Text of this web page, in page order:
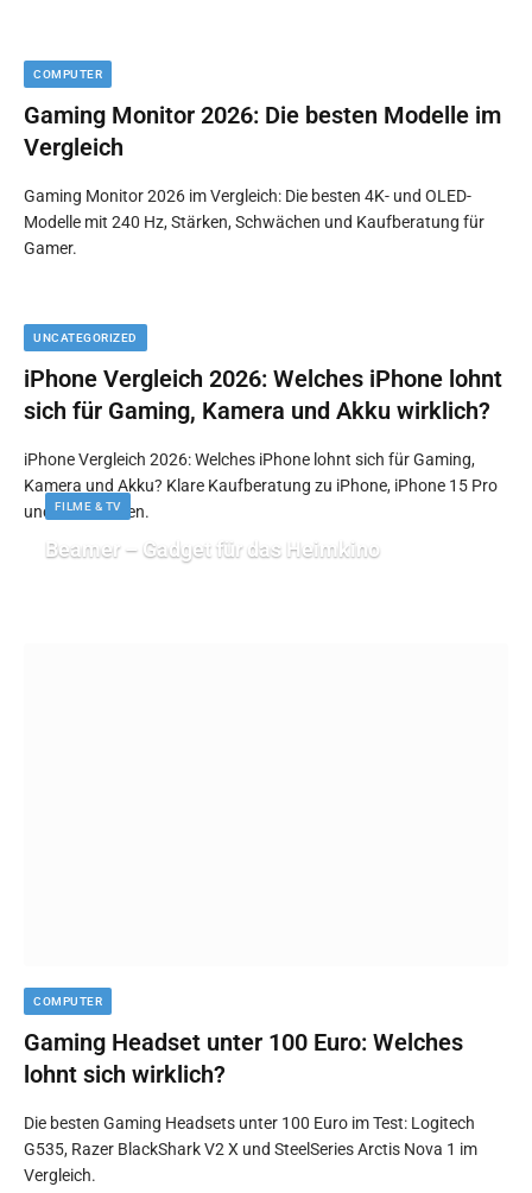
COMPUTER
Gaming Monitor 2026: Die besten Modelle im
Vergleich
Gaming Monitor 2026 im Vergleich: Die besten 4K- und OLED-
Modelle mit 240 Hz, Stärken, Schwächen und Kaufberatung für
Gamer.
UNCATEGORIZED
iPhone Vergleich 2026: Welches iPhone lohnt
sich für Gaming, Kamera und Akku wirklich?
iPhone Vergleich 2026: Welches iPhone lohnt sich für Gaming,
Kamera und Akku? Klare Kaufberatung zu iPhone, iPhone 15 Pro
und Alternativen.
FILME & TV
Beamer – Gadget für das Heimkino
COMPUTER
Gaming Headset unter 100 Euro: Welches
lohnt sich wirklich?
Die besten Gaming Headsets unter 100 Euro im Test: Logitech
G535, Razer BlackShark V2 X und SteelSeries Arctis Nova 1 im
Vergleich.